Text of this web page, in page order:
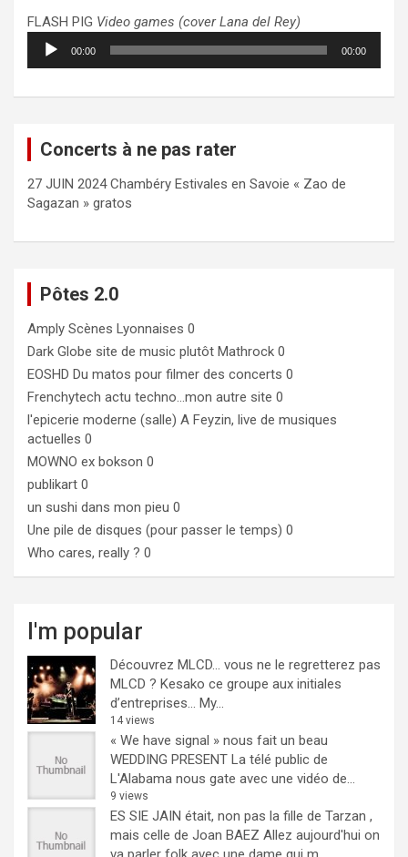
FLASH PIG Video games (cover Lana del Rey)
Lecteur
audio
00:00 00:00
Concerts à ne pas rater
27 JUIN 2024 Chambéry Estivales en Savoie « Zao de
Sagazan » gratos
Pôtes 2.0
Amply Scènes Lyonnaises 0
Dark Globe site de music plutôt Mathrock 0
EOSHD Du matos pour filmer des concerts 0
Frenchytech actu techno…mon autre site 0
l'epicerie moderne (salle) A Feyzin, live de musiques
actuelles 0
MOWNO ex bokson 0
publikart 0
un sushi dans mon pieu 0
Une pile de disques (pour passer le temps) 0
Who cares, really ? 0
I'm popular
Découvrez MLCD… vous ne le regretterez pas
MLCD ? Kesako ce groupe aux initiales
d’entreprises… My...
14 views
« We have signal » nous fait un beau
WEDDING PRESENT La télé public de
L'Alabama nous gate avec une vidéo de...
9 views
ES SIE JAIN était, non pas la fille de Tarzan ,
mais celle de Joan BAEZ Allez aujourd'hui on